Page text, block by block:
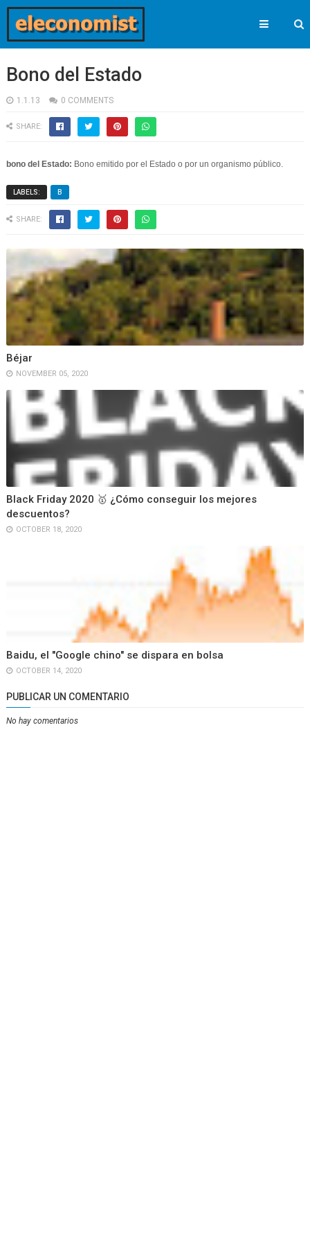
Bono del Estado
1.1.13 0 COMMENTS
SHARE:
bono del Estado: Bono emitido por el Estado o por un organismo público.
LABELS: B
SHARE:
Béjar
NOVEMBER 05, 2020
Black Friday 2020 🥇 ¿Cómo conseguir los mejores
descuentos?
OCTOBER 18, 2020
Baidu, el "Google chino" se dispara en bolsa
OCTOBER 14, 2020
PUBLICAR UN COMENTARIO
No hay comentarios